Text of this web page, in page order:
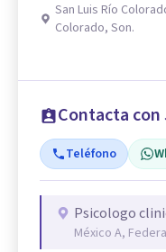
San Luis Río
Colorado, Son.
Contacta
Teléfono
Psicologo
México A,